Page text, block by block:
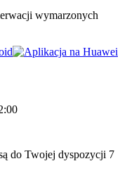
wymarzonych
do Twojej dyspozycji 7